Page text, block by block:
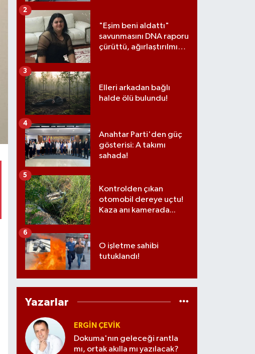
"Eşim beni aldattı"
savunmasını DNA raporu
çürüttü, ağırlaştırılmış
2
Elleri arkadan bağlı
halde ölü bulundu!
3
Anahtar Parti'den güç
gösterisi: A takımı
sahada!
4
Kontrolden çıkan
otomobil dereye uçtu!
Kaza anı kamerada...
5
O işletme sahibi
tutuklandı!
6
Yazarlar
ERGIN ÇEVİK
Dokuma'nın geleceği rantla
mı, ortak akılla mı yazılacak?